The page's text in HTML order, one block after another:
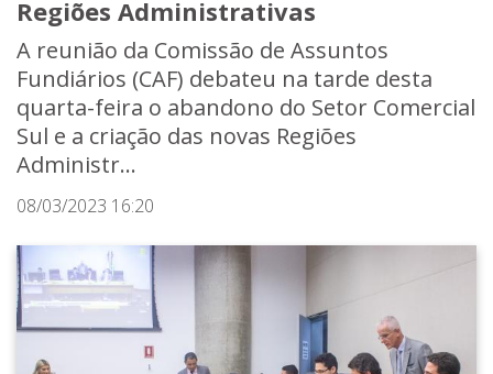
Regiões Administrativas
A reunião da Comissão de Assuntos
Fundiários (CAF) debateu na tarde desta
quarta-feira o abandono do Setor Comercial
Sul e a criação das novas Regiões
Administr...
08/03/2023 16:20